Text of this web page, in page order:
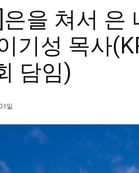
은을 쳐서 은
기성 목사
담임)
일